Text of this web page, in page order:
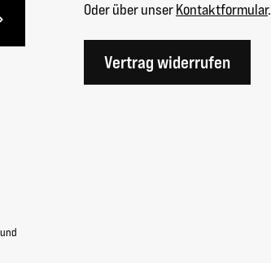
Oder über unserKontaktformular.
Vertrag widerrufen